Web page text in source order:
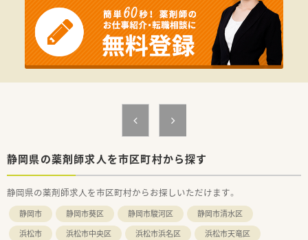
■入院患者様の調剤、監査、服薬指導 ※外来は院外処方
■注射薬調剤（抗がん剤、ＴＰＮ混注あり）
■病棟服薬指導
■医薬品管理、医薬品情報管理
■持参薬管理
■チーム医療（医師看護師との連携）
■給与は国家公務員の俸給に順じています。
■生後10ヶ月以上～4歳まで受入れ可能な託児所があります。
静岡県の薬剤師求人を市区町村から探す
静岡県の薬剤師求人を市区町村からお探しいただけます。
静岡市 静岡市葵区 静岡市駿河区
静岡市清水区
浜松市
浜松市中央区 浜松市浜名区
浜松市天竜区